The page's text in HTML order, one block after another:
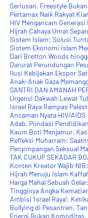
Seriusan, Freestyle
Pertamax Naik Rakyat
HIV Mengancam Generasi
Hijrah Cahaya Umat
Sistem Islam: Solusi
Sistem Ekonomi Islam
Dari Bretton Woods
Darurat Perundungan
Ilusi Kebijakan Ekspor
Anak-Anak Gaza
SANTRI DAN AMANAH
Urgensi Dakwah Lewat
Israel Raya Rampas
Ancaman Nyata HIV/AIDS
Adab, Pondasi
Kaum Boti Menjamur,
Refleksi Muharram:
Penyimpangan Seksual
TAK CUKUP SEKADAR
Konten Kreator Wajib
Hijrah Menuju Islam
Harga Mahal Sebuah
Tingginya Angka
Ambisi 'Israel Raya':
Bullying di Pesantren,
Energi Bukan Komoditas,